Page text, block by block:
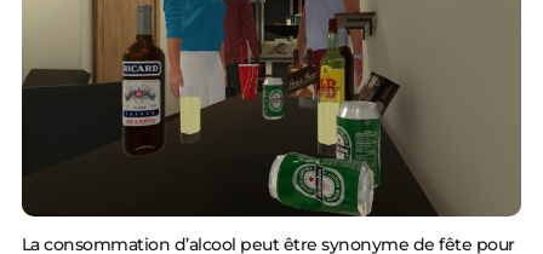
La consommation d’alcool peut être synonyme de fête pour